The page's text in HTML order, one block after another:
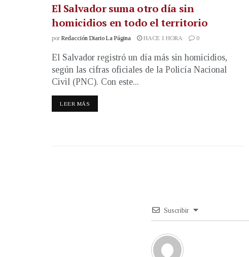
El Salvador suma otro día sin
homicidios en todo el territorio
por Redacción Diario La Página HACE 1 HORA 0
El Salvador registró un día más sin homicidios,
según las cifras oficiales de la Policía Nacional
Civil (PNC). Con este...
LEER MÁS
Suscribir